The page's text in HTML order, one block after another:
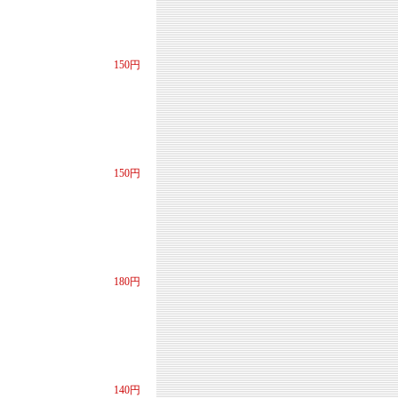
150円
150円
180円
140円